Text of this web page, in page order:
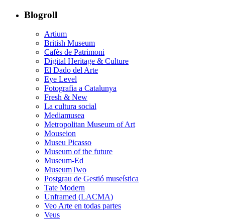
Blogroll
Artium
British Museum
Cafès de Patrimoni
Digital Heritage & Culture
El Dado del Arte
Eye Level
Fotografia a Catalunya
Fresh & New
La cultura social
Mediamusea
Metropolitan Museum of Art
Mouseion
Museu Picasso
Museum of the future
Museum-Ed
MuseumTwo
Postgrau de Gestió museística
Tate Modern
Unframed (LACMA)
Veo Arte en todas partes
Veus